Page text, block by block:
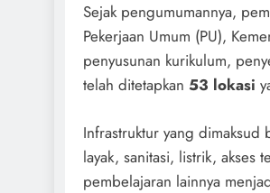
Sejak pengumumannya,
Pekerjaan Umum (PU),
penyusunan kurikulum,
telah ditetapkan 53 lokasi
Infrastruktur yang dimaksud
layak, sanitasi, listrik, akses
pembelajaran lainnya